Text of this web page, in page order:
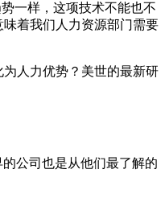
一样，这项技术不能也不
着我们人力资源部门需要
人力优势？美世的最新研
公司也是从他们最了解的